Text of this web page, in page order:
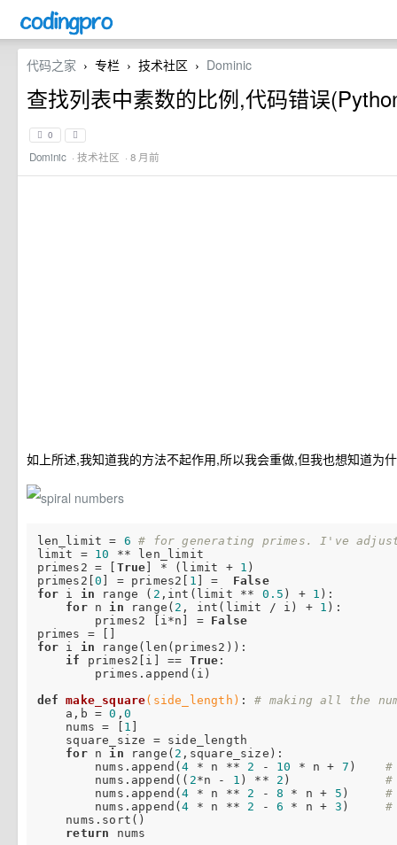
代码之家 › 专栏 › 技术社区 › Dominic
查找列表中素数的比例,代码错误
0
Dominic · 技术社区 · 8 月前
如上所述,我知道我的方法不起作用,所以我会重做,但我也想知道为
len_limit = 6
# for generating primes. I've
limit = 10 ** len_limit
primes2 = [ True] * (limit + 1 )
primes2[0 ] = primes2[ 1 ] = False
for i in range ( 2 ,int(limit ** 0.5 ) + 1 ):
for n in range( 2 , int(limit / i) + 1 ):
        primes2 [i*n] =
False
for i in range(len(primes2)):
if
primes2[i] == True :
        primes.append(i)
def
make_square(side_length) :
# making all the
    a,b =
0 , 0
    nums = [
1 ]
    square_size = side_length
for n in range( 2 ,square_size):
        nums.append(
4 * n ** 2 - 10 * n + 7 ) #
        nums.append((
2*n - 1 ) ** 2 ) #
        nums.append(
4 * n ** 2 - 8 * n + 5 ) #
        nums.append(
4 * n ** 2 - 6 * n + 3 ) #
    nums.sort()
return nums